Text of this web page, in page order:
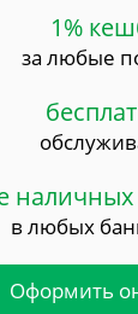
1%
за любые
в любых
Оформить